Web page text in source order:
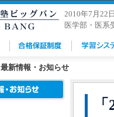
2010年7月22
医学部・医系
最新情報・お知らせ